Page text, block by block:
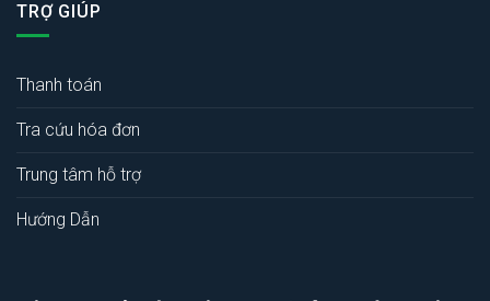
TRỢ GIÚP
Thanh toán
Tra cứu hóa đơn
Trung tâm hỗ trợ
Hướng Dẫn